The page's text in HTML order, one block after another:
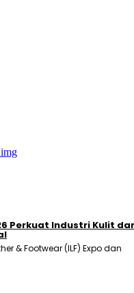
Perkuat Industri Kulit
& Footwear (ILF) Expo dan